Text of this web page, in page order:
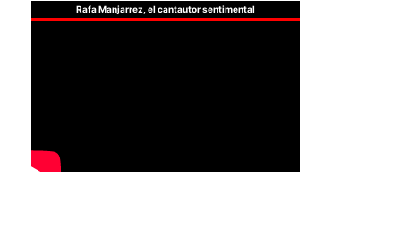
Rafa Manjarrez, el cantautor sentimental